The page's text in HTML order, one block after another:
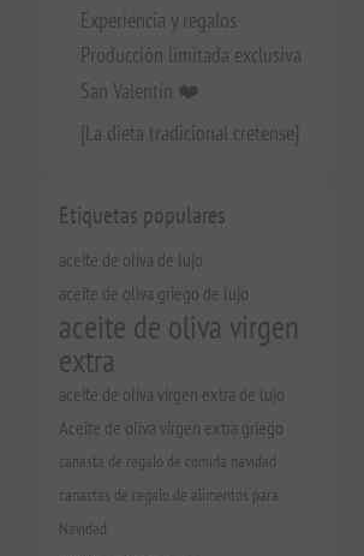
Experiencia y regalos
Producción limitada exclusiva
San Valentín ❤️
[La dieta tradicional cretense]
Etiquetas populares
aceite de oliva de lujo
aceite de oliva griego de lujo
aceite de oliva virgen
extra
aceite de oliva virgen extra de lujo
Aceite de oliva virgen extra griego
canasta de regalo de comida navidad
canastas de regalo de alimentos para
Navidad